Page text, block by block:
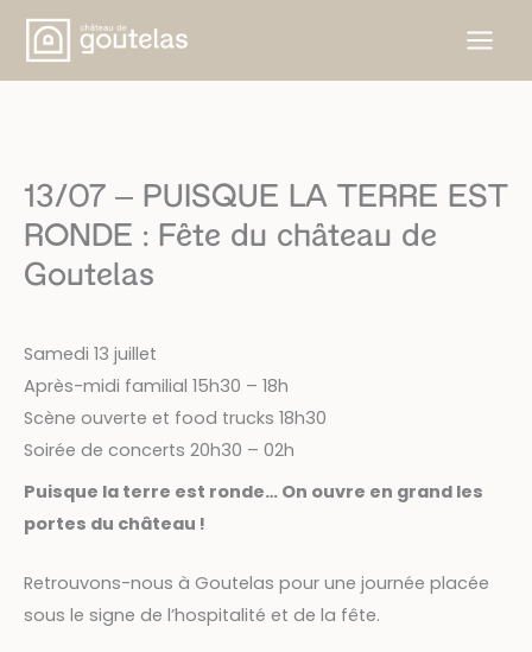
Skip
content
13/07 – PUISQUE LA TERRE EST
RONDE : Fête du château de
Goutelas
Samedi 13 juillet
Après-midi familial 15h30 – 18h
Scène ouverte et food trucks 18h30
Soirée de concerts 20h30 – 02h
Puisque la terre est ronde… On ouvre en grand les
portes du château !
Retrouvons-nous à Goutelas pour une journée placée
sous le signe de l’hospitalité et de la fête.